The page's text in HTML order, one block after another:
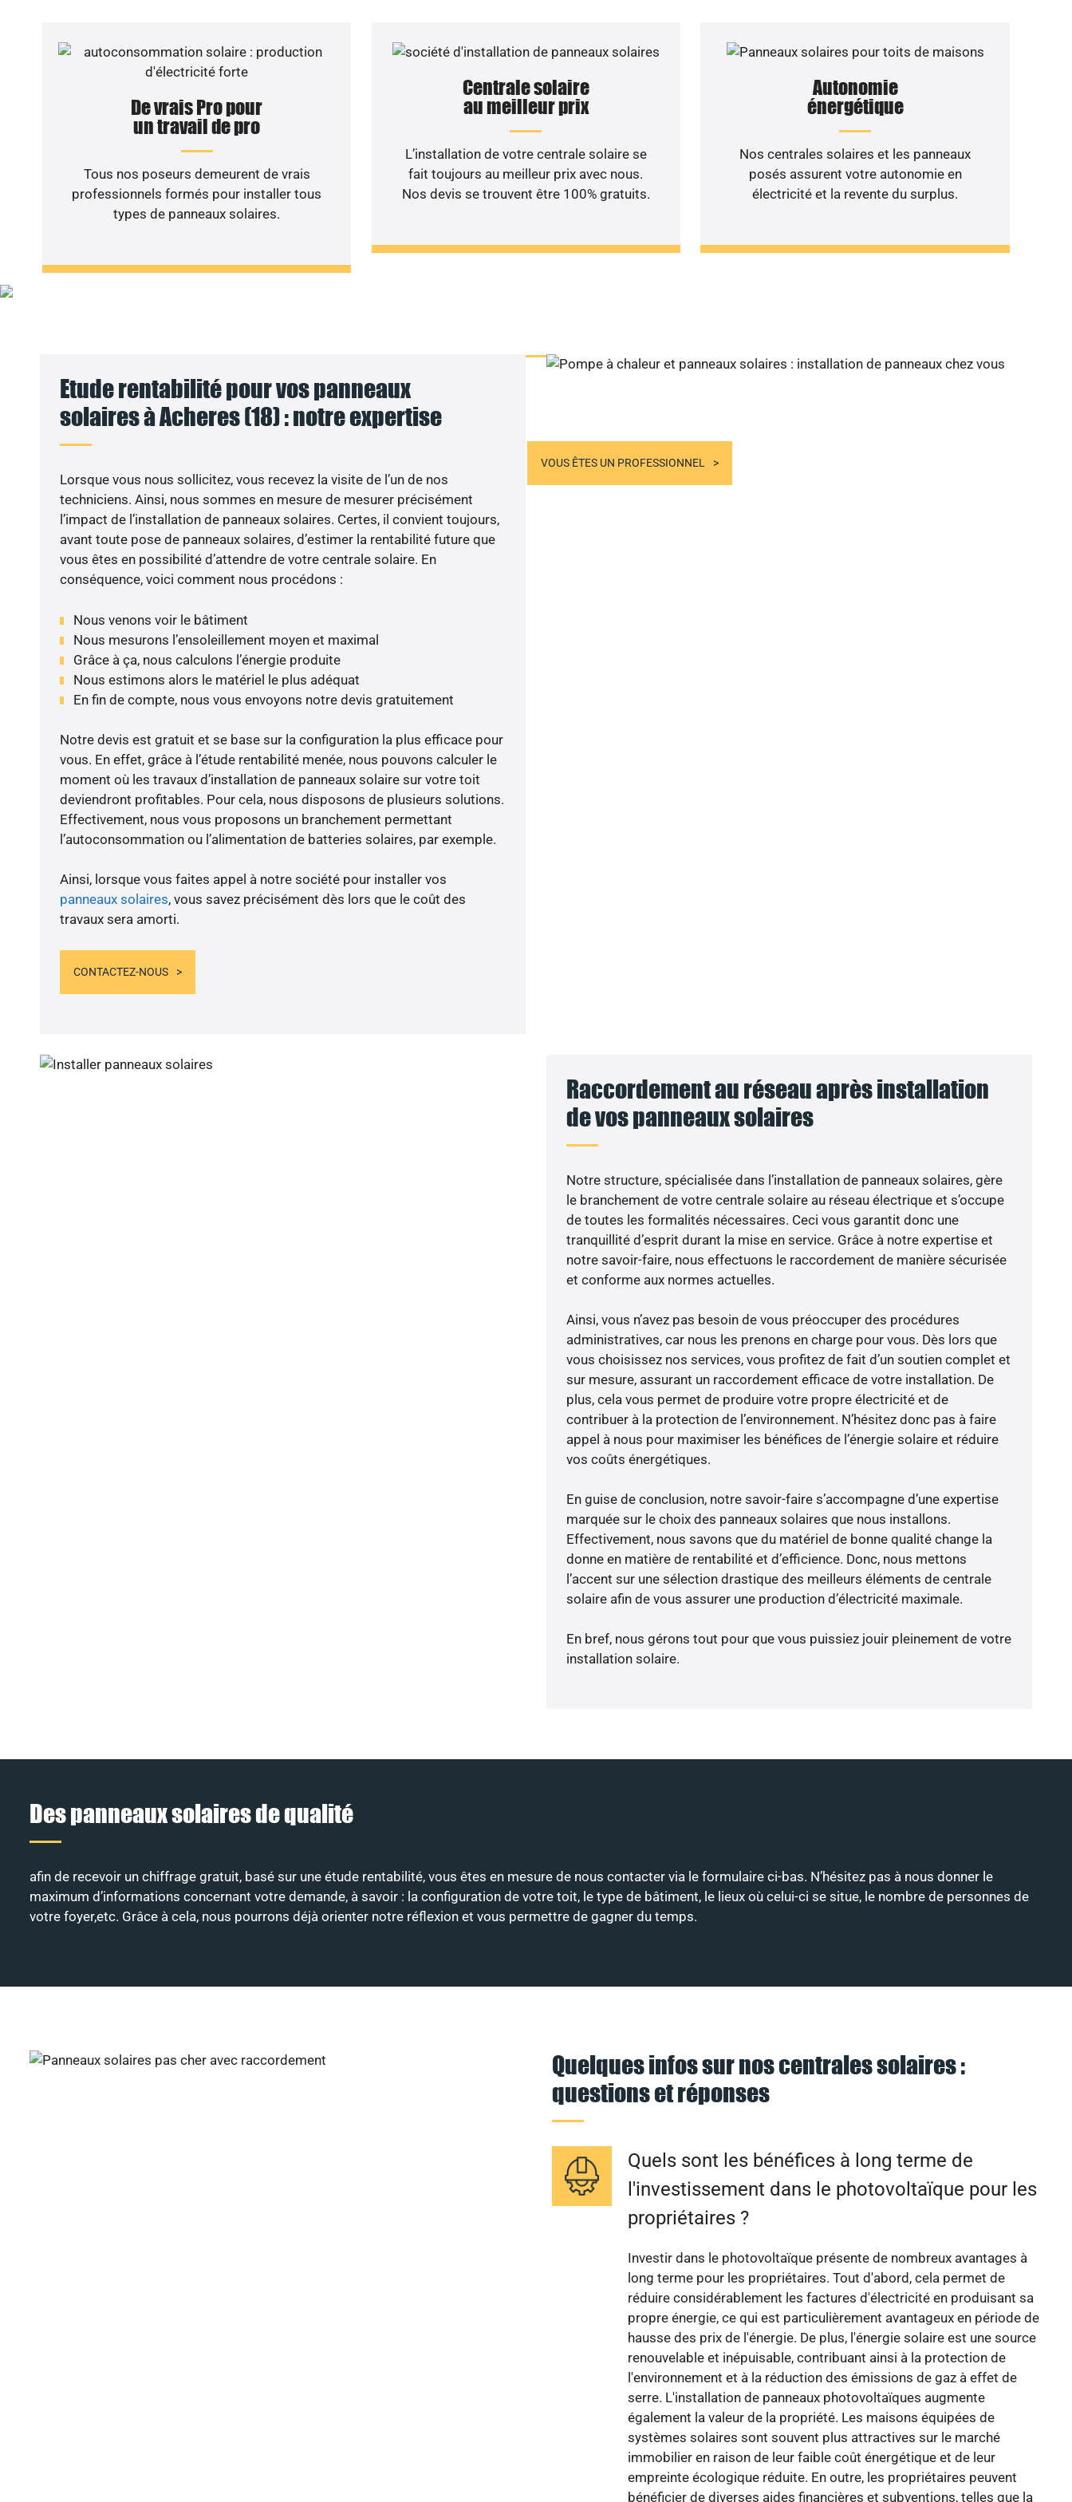
De vrais Pro pour
un travail de pro
Tous nos poseurs demeurent de vrais
professionnels formés pour installer tous
types de panneaux solaires.
Centrale solaire
au meilleur prix
L’installation de votre centrale solaire se
fait toujours au meilleur prix avec nous.
Nos devis se trouvent être 100% gratuits.
Autonomie
énergétique
Nos centrales solaires et les panneaux
posés assurent votre autonomie en
électricité et la revente du surplus.
VOUS ÊTES UN PROFESSIONNEL
Etude rentabilité pour vos panneaux
solaires à Acheres (18) : notre expertise
Lorsque vous nous sollicitez, vous recevez la visite de l’un de nos
techniciens. Ainsi, nous sommes en mesure de mesurer précisément
l’impact de l’installation de panneaux solaires. Certes, il convient toujours,
avant toute pose de panneaux solaires, d’estimer la rentabilité future que
vous êtes en possibilité d’attendre de votre centrale solaire. En
conséquence, voici comment nous procédons :
Nous venons voir le bâtiment
Nous mesurons l’ensoleillement moyen et maximal
Grâce à ça, nous calculons l’énergie produite
Nous estimons alors le matériel le plus adéquat
En fin de compte, nous vous envoyons notre devis gratuitement
Notre devis est gratuit et se base sur la configuration la plus efficace pour
vous. En effet, grâce à l’étude rentabilité menée, nous pouvons calculer le
moment où les travaux d’installation de panneaux solaire sur votre toit
deviendront profitables. Pour cela, nous disposons de plusieurs solutions.
Effectivement, nous vous proposons un branchement permettant
l’autoconsommation ou l’alimentation de batteries solaires, par exemple.
Ainsi, lorsque vous faites appel à notre société pour installer vos
panneaux solaires, vous savez précisément dès lors que le coût des
travaux sera amorti.
CONTACTEZ-NOUS
Raccordement au réseau après installation
de vos panneaux solaires
Notre structure, spécialisée dans l’installation de panneaux solaires, gère
le branchement de votre centrale solaire au réseau électrique et s’occupe
de toutes les formalités nécessaires. Ceci vous garantit donc une
tranquillité d’esprit durant la mise en service. Grâce à notre expertise et
notre savoir-faire, nous effectuons le raccordement de manière sécurisée
et conforme aux normes actuelles.
Ainsi, vous n’avez pas besoin de vous préoccuper des procédures
administratives, car nous les prenons en charge pour vous. Dès lors que
vous choisissez nos services, vous profitez de fait d’un soutien complet et
sur mesure, assurant un raccordement efficace de votre installation. De
plus, cela vous permet de produire votre propre électricité et de
contribuer à la protection de l’environnement. N’hésitez donc pas à faire
appel à nous pour maximiser les bénéfices de l’énergie solaire et réduire
vos coûts énergétiques.
En guise de conclusion, notre savoir-faire s’accompagne d’une expertise
marquée sur le choix des panneaux solaires que nous installons.
Effectivement, nous savons que du matériel de bonne qualité change la
donne en matière de rentabilité et d’efficience. Donc, nous mettons
l’accent sur une sélection drastique des meilleurs éléments de centrale
solaire afin de vous assurer une production d’électricité maximale.
En bref, nous gérons tout pour que vous puissiez jouir pleinement de votre
installation solaire.
Des panneaux solaires de qualité
afin de recevoir un chiffrage gratuit, basé sur une étude rentabilité, vous êtes en mesure de nous contacter via le formulaire ci-bas. N’hésitez pas à nous donner le
maximum d’informations concernant votre demande, à savoir : la configuration de votre toit, le type de bâtiment, le lieux où celui-ci se situe, le nombre de personnes de
votre foyer,etc. Grâce à cela, nous pourrons déjà orienter notre réflexion et vous permettre de gagner du temps.
Quelques infos sur nos centrales solaires :
questions et réponses
Quels sont les bénéfices à long terme de
l'investissement dans le photovoltaïque pour les
propriétaires ?
Investir dans le photovoltaïque présente de nombreux avantages à
long terme pour les propriétaires. Tout d'abord, cela permet de
réduire considérablement les factures d'électricité en produisant sa
propre énergie, ce qui est particulièrement avantageux en période de
hausse des prix de l'énergie. De plus, l'énergie solaire est une source
renouvelable et inépuisable, contribuant ainsi à la protection de
l'environnement et à la réduction des émissions de gaz à effet de
serre. L'installation de panneaux photovoltaïques augmente
également la valeur de la propriété. Les maisons équipées de
systèmes solaires sont souvent plus attractives sur le marché
immobilier en raison de leur faible coût énergétique et de leur
empreinte écologique réduite. En outre, les propriétaires peuvent
bénéficier de diverses aides financières et subventions, telles que la